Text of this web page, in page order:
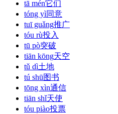
tā mén它们
tóng yì同意
tuī guǎng推广
tóu rù投入
tū pò突破
tiān kōng天空
tǔ dì土地
tú shū图书
tōng xìn通信
tiān shǐ天使
tóu piào投票